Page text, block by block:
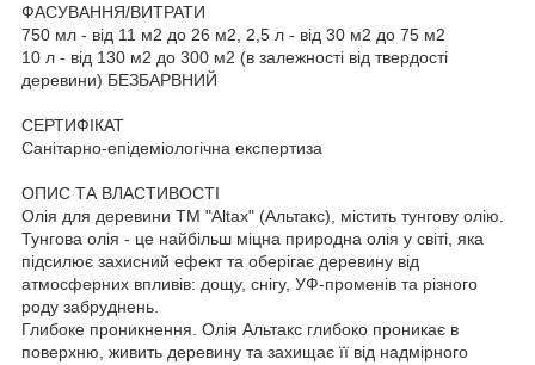
ФАСУВАННЯ/ВИТРАТИ
750 мл - від 11 м2 до 26 м2, 2,5 л - від 30 м2 до 75 м2
10 л - від 130 м2 до 300 м2 (в залежності від твердості
деревини) БЕЗБАРВНИЙ
СЕРТИФІКАТ
Санітарно-епідеміологічна експертиза
ОПИС ТА ВЛАСТИВОСТІ
Олія для деревини TM "Altax" (Альтакс), містить тунгову олію.
Тунгова олія - це найбільш міцна природна олія у світі, яка
підсилює захисний ефект та оберігає деревину від
атмосферних впливів: дощу, снігу, УФ-променів та різного
роду забруднень.
Глибоке проникнення. Олія Альтакс глибоко проникає в
поверхню, живить деревину та захищає її від надмірного